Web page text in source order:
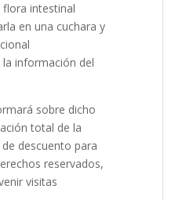
intestinal
en una cuchara y
información del
sobre dicho
total de la
descuento para
reservados,
visitas